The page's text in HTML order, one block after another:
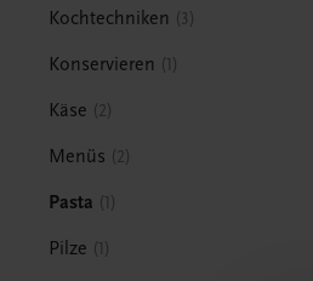
Kochtechniken 3
Konservieren 1
Käse 2
Menüs 2
Pasta 1
Pilze 1